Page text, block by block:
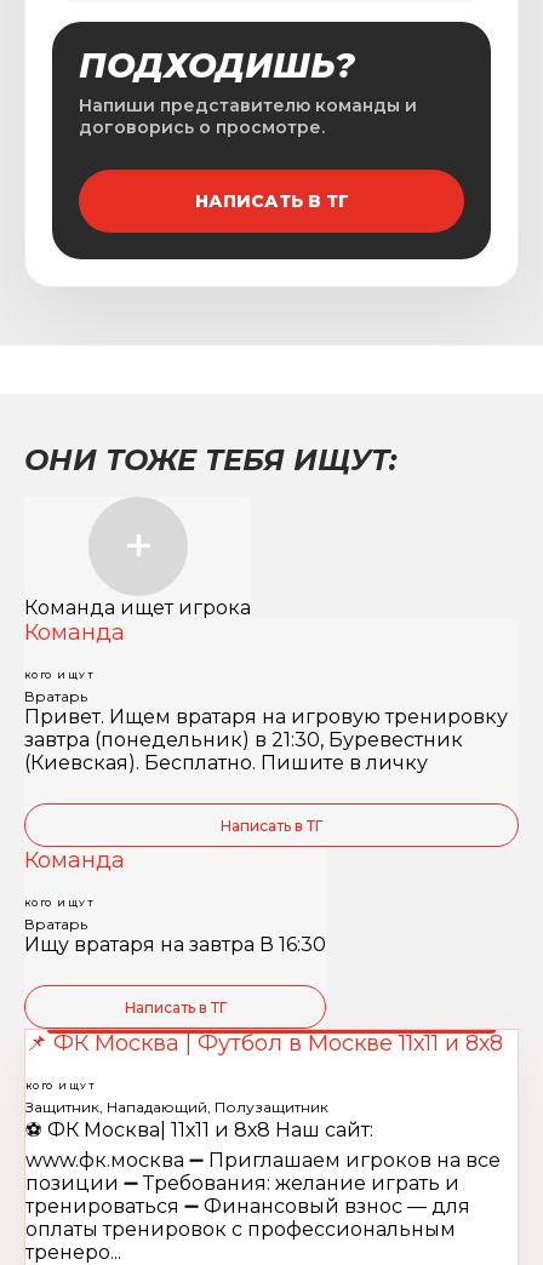
ПОДХОДИШЬ?
Напиши представителю команды и
договорись о просмотре.
НАПИСАТЬ В ТГ
ОНИ ТОЖЕ ТЕБЯ ИЩУТ:
Команда ищет игрока
Команда
КОГО ИЩУТ
Вратарь
Привет. Ищем вратаря на игровую тренировку
завтра (понедельник) в 21:30, Буревестник
(Киевская). Бесплатно. Пишите в личку
Написать в ТГ
Команда
КОГО ИЩУТ
Вратарь
Ищу вратаря на завтра В 16:30
Написать в ТГ
📌 ФК Москва | Футбол в Москве 11х11 и 8х8
КОГО ИЩУТ
Защитник, Нападающий, Полузащитник
⚽️ ФК Москва| 11х11 и 8х8 Наш сайт:
www.фк.москва ➖ Приглашаем игроков на все
позиции ➖ Требования: желание играть и
тренироваться ➖ Финансовый взнос — для
оплаты тренировок с профессиональным
тренеро...